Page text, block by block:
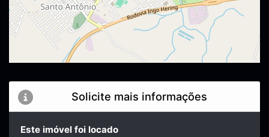
Solicite mais informações
Este imóvel foi locado